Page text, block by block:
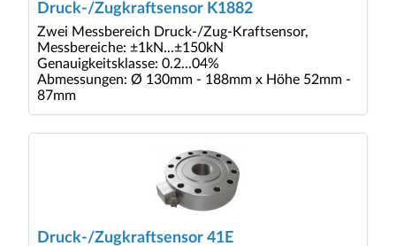
Druck-/Zugkraftsensor K1882
Zwei Messbereich Druck-/Zug-Kraftsensor,
Messbereiche: ±1kN...±150kN
Genauigkeitsklasse: 0.2...04%
Abmessungen: Ø 130mm - 188mm x Höhe 52mm -
87mm
Druck-/Zugkraftsensor 41E